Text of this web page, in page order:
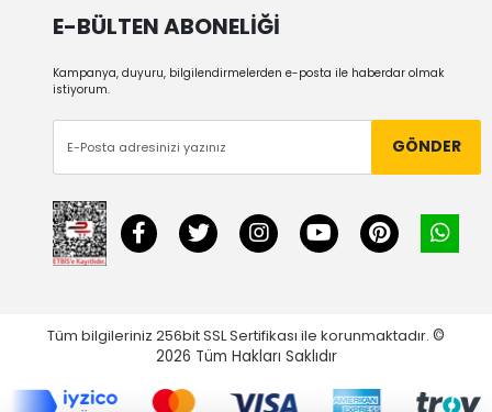
E-BÜLTEN ABONELİĞİ
Kampanya, duyuru, bilgilendirmelerden e-posta ile haberdar olmak
istiyorum.
GÖNDER
Tüm bilgileriniz 256bit SSL Sertifikası ile korunmaktadır. ©
2026 Tüm Hakları Saklıdır